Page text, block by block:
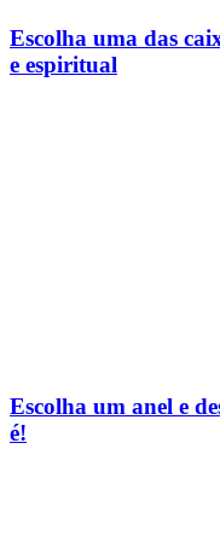
Escolha uma das
e espiritual
Escolha um anel e
é!